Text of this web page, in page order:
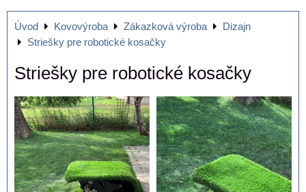
Úvod Kovovýroba Zákazková výroba
Dizajn
Striešky pre robotické kosačky
Striešky pre robotické kosačky